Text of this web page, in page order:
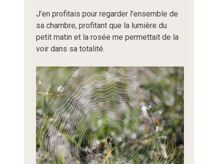
J’en profitais pour regarder l’ensemble de
sa chambre, profitant que la lumière du
petit matin et la rosée me permettait de la
voir dans sa totalité.